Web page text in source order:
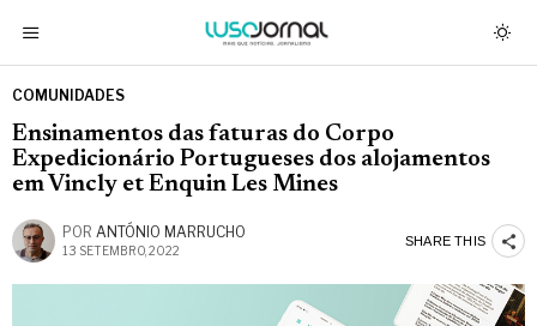
COMUNIDADES
Ensinamentos das faturas do Corpo
Expedicionário Portugueses dos alojamentos
em Vincly et Enquin Les Mines
POR ANTÓNIO MARRUCHO
13 SETEMBRO, 2022
SHARE THIS